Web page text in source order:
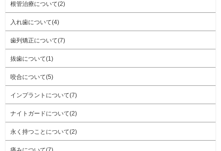
根管治療について(2)
入れ歯について(4)
歯列矯正について(7)
抜歯について(1)
咬合について(5)
インプラントについて(7)
ナイトガードについて(2)
永く持つことについて(2)